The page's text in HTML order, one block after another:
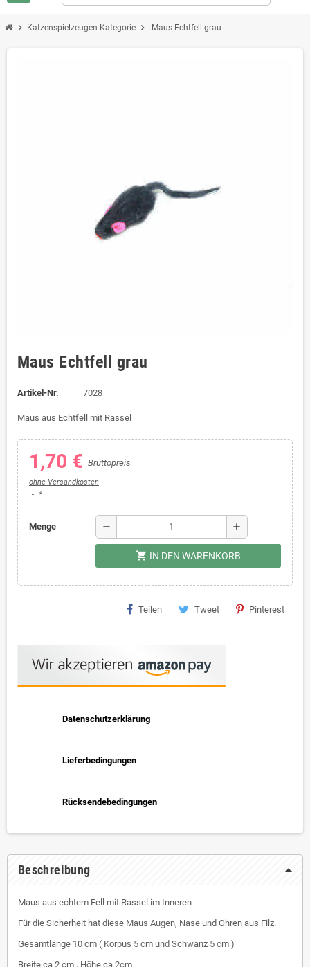
chevron_right Katzenspielzeugen-Kategorie chevron_right Maus Echtfell grau
Maus Echtfell grau
Artikel-Nr. 7028
Maus aus Echtfell mit Rassel
1,70 € Bruttopreis
ohne Versandkosten
*
Menge remove add
shopping_cart IN DEN WARENKORB
Teilen Tweet Pinterest
Datenschutzerklärung
Lieferbedingungen
Rücksendebedingungen
Beschreibung
Maus aus echtem Fell mit Rassel im Inneren
Für die Sicherheit hat diese Maus Augen, Nase und Ohren aus Filz.
Gesamtlänge 10 cm ( Korpus 5 cm und Schwanz 5 cm )
Breite ca 2 cm , Höhe ca 2cm